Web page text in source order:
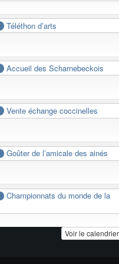
Téléthon d’arts
Accueil des Scharnebeckois
Vente échange coccinelles
Goûter de l’amicale des ainés
Championnats du monde de la
Voir le